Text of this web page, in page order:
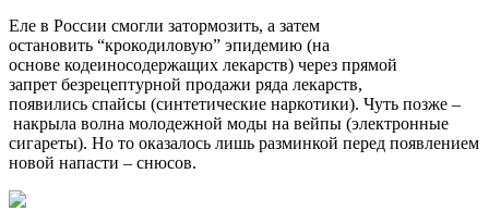
Еле в России смогли затормозить, а затем
остановить “крокодиловую” эпидемию (на
основе кодеиносодержащих лекарств) через прямой
запрет безрецептурной продажи ряда лекарств,
появились спайсы (синтетические наркотики). Чуть позже –
накрыла волна молодежной моды на вейпы (электронные
сигареты). Но то оказалось лишь разминкой перед появлением
новой напасти – снюсов.